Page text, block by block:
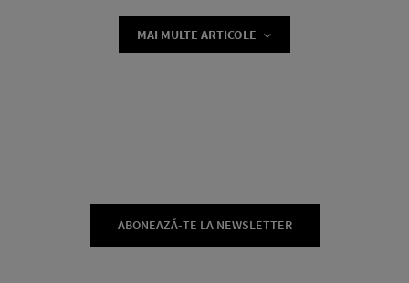
MAI MULTE ARTICOLE
ABONEAZĂ-TE LA NEWSLETTER